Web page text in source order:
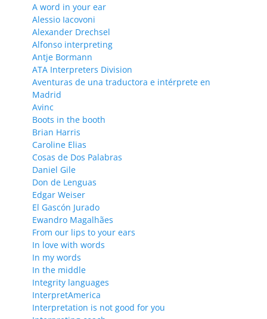
A word in your ear
Alessio Iacovoni
Alexander Drechsel
Alfonso interpreting
Antje Bormann
ATA Interpreters Division
Aventuras de una traductora e intérprete en
Madrid
Avinc
Boots in the booth
Brian Harris
Caroline Elias
Cosas de Dos Palabras
Daniel Gile
Don de Lenguas
Edgar Weiser
El Gascón Jurado
Ewandro Magalhães
From our lips to your ears
In love with words
In my words
In the middle
Integrity languages
InterpretAmerica
Interpretation is not good for you